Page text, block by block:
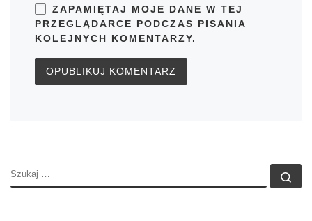
ZAPAMIĘTAJ MOJE DANE W TEJ
PRZEGLĄDARCE PODCZAS PISANIA
KOLEJNYCH KOMENTARZY.
SZUKAJ